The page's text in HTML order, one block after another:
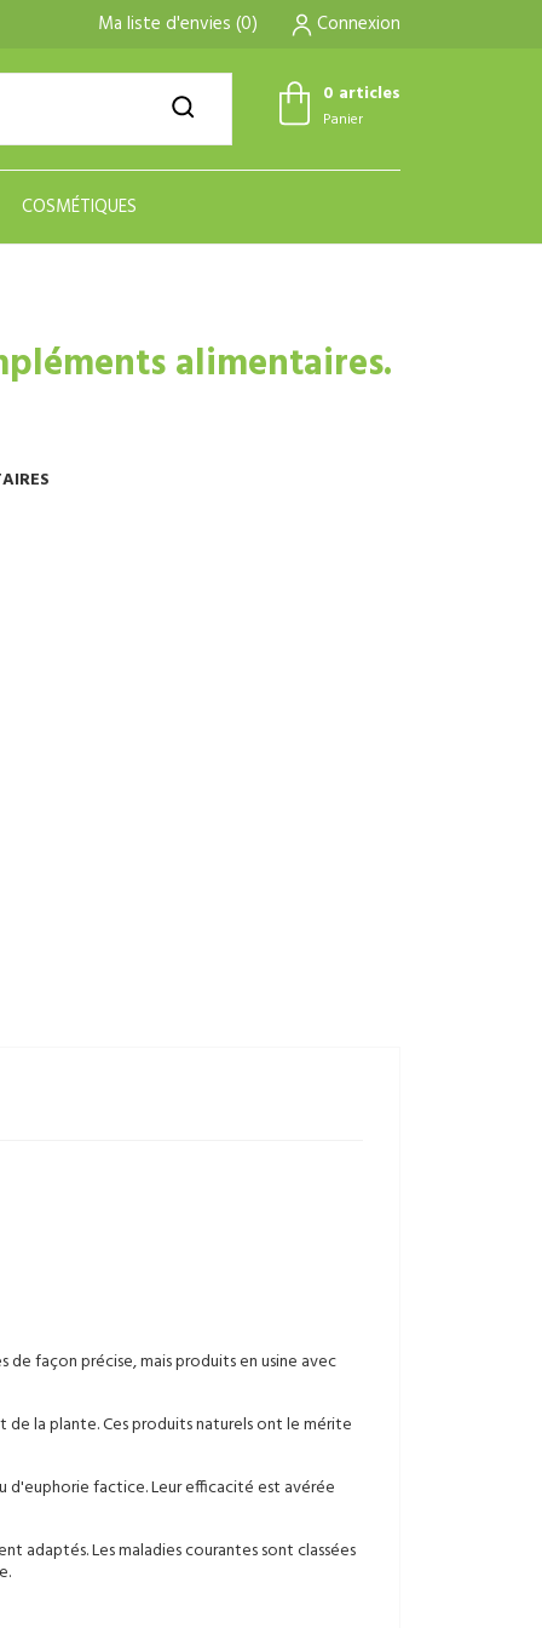
Ma liste d'envies (0) Connexion
0 articles
Panier
COSMÉTIQUES
alimentaires.
façon précise, mais produits en usine avec
de la plante. Ces produits naturels ont le mérite
d'euphorie factice. Leur efficacité est avérée
adaptés. Les maladies courantes sont classées